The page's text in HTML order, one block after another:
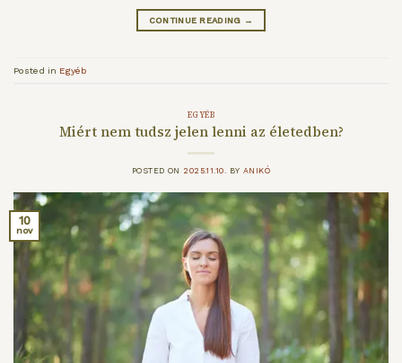
CONTINUE READING →
Posted in Egyéb
EGYÉB
Miért nem tudsz jelen lenni az életedben?
POSTED ON 2025.11.10. BY ANIKÓ
10
nov